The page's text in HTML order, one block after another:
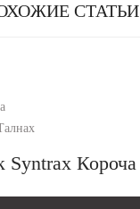
СТАТЬИ
Syntrax Короча